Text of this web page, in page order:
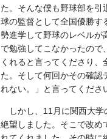
た。そんな僕も野球部を
球の監督として全国優勝す
勢進学して野球のレベルが
で勉強してこなかったので
くれると言ってくださり
た。そして何回かその確認
れない。」と言ってくださ
しかし、11月に関西大
絶望しました。そこで改め